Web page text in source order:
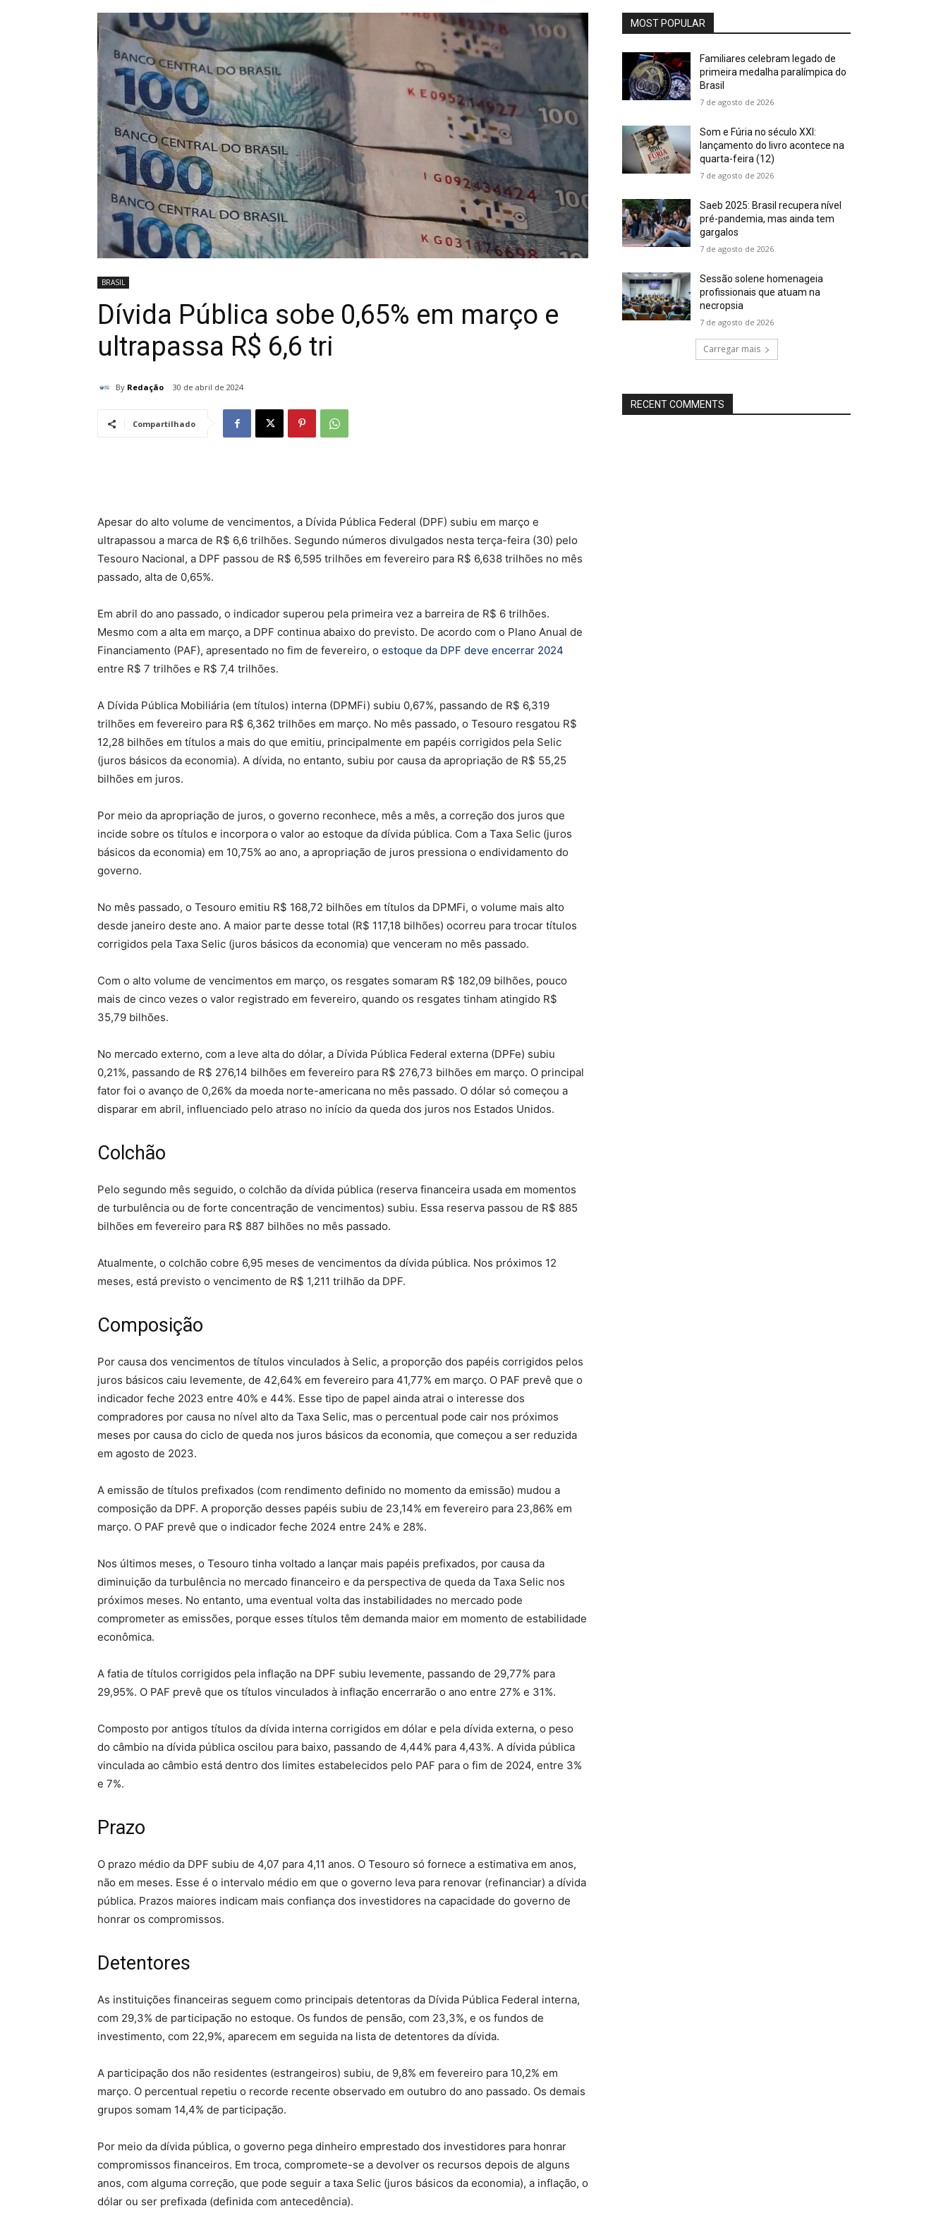
BRASIL
Dívida Pública sobe 0,65% em março e
ultrapassa R$ 6,6 tri
By Redação 30 de abril de 2024
Compartilhado
Apesar do alto volume de vencimentos, a Dívida Pública Federal (DPF) subiu em março e
ultrapassou a marca de R$ 6,6 trilhões. Segundo números divulgados nesta terça-feira (30) pelo
Tesouro Nacional, a DPF passou de R$ 6,595 trilhões em fevereiro para R$ 6,638 trilhões no mês
passado, alta de 0,65%.
Em abril do ano passado, o indicador superou pela primeira vez a barreira de R$ 6 trilhões.
Mesmo com a alta em março, a DPF continua abaixo do previsto. De acordo com o Plano Anual de
Financiamento (PAF), apresentado no fim de fevereiro, o estoque da DPF deve encerrar 2024
entre R$ 7 trilhões e R$ 7,4 trilhões.
A Dívida Pública Mobiliária (em títulos) interna (DPMFi) subiu 0,67%, passando de R$ 6,319
trilhões em fevereiro para R$ 6,362 trilhões em março. No mês passado, o Tesouro resgatou R$
12,28 bilhões em títulos a mais do que emitiu, principalmente em papéis corrigidos pela Selic
(juros básicos da economia). A dívida, no entanto, subiu por causa da apropriação de R$ 55,25
bilhões em juros.
Por meio da apropriação de juros, o governo reconhece, mês a mês, a correção dos juros que
incide sobre os títulos e incorpora o valor ao estoque da dívida pública. Com a Taxa Selic (juros
básicos da economia) em 10,75% ao ano, a apropriação de juros pressiona o endividamento do
governo.
No mês passado, o Tesouro emitiu R$ 168,72 bilhões em títulos da DPMFi, o volume mais alto
desde janeiro deste ano. A maior parte desse total (R$ 117,18 bilhões) ocorreu para trocar títulos
corrigidos pela Taxa Selic (juros básicos da economia) que venceram no mês passado.
Com o alto volume de vencimentos em março, os resgates somaram R$ 182,09 bilhões, pouco
mais de cinco vezes o valor registrado em fevereiro, quando os resgates tinham atingido R$
35,79 bilhões.
No mercado externo, com a leve alta do dólar, a Dívida Pública Federal externa (DPFe) subiu
0,21%, passando de R$ 276,14 bilhões em fevereiro para R$ 276,73 bilhões em março. O principal
fator foi o avanço de 0,26% da moeda norte-americana no mês passado. O dólar só começou a
disparar em abril, influenciado pelo atraso no início da queda dos juros nos Estados Unidos.
Colchão
Pelo segundo mês seguido, o colchão da dívida pública (reserva financeira usada em momentos
de turbulência ou de forte concentração de vencimentos) subiu. Essa reserva passou de R$ 885
bilhões em fevereiro para R$ 887 bilhões no mês passado.
Atualmente, o colchão cobre 6,95 meses de vencimentos da dívida pública. Nos próximos 12
meses, está previsto o vencimento de R$ 1,211 trilhão da DPF.
Composição
Por causa dos vencimentos de títulos vinculados à Selic, a proporção dos papéis corrigidos pelos
juros básicos caiu levemente, de 42,64% em fevereiro para 41,77% em março. O PAF prevê que o
indicador feche 2023 entre 40% e 44%. Esse tipo de papel ainda atrai o interesse dos
compradores por causa no nível alto da Taxa Selic, mas o percentual pode cair nos próximos
meses por causa do ciclo de queda nos juros básicos da economia, que começou a ser reduzida
em agosto de 2023.
A emissão de títulos prefixados (com rendimento definido no momento da emissão) mudou a
composição da DPF. A proporção desses papéis subiu de 23,14% em fevereiro para 23,86% em
março. O PAF prevê que o indicador feche 2024 entre 24% e 28%.
Nos últimos meses, o Tesouro tinha voltado a lançar mais papéis prefixados, por causa da
diminuição da turbulência no mercado financeiro e da perspectiva de queda da Taxa Selic nos
próximos meses. No entanto, uma eventual volta das instabilidades no mercado pode
comprometer as emissões, porque esses títulos têm demanda maior em momento de estabilidade
econômica.
A fatia de títulos corrigidos pela inflação na DPF subiu levemente, passando de 29,77% para
29,95%. O PAF prevê que os títulos vinculados à inflação encerrarão o ano entre 27% e 31%.
Composto por antigos títulos da dívida interna corrigidos em dólar e pela dívida externa, o peso
do câmbio na dívida pública oscilou para baixo, passando de 4,44% para 4,43%. A dívida pública
vinculada ao câmbio está dentro dos limites estabelecidos pelo PAF para o fim de 2024, entre 3%
e 7%.
Prazo
O prazo médio da DPF subiu de 4,07 para 4,11 anos. O Tesouro só fornece a estimativa em anos,
não em meses. Esse é o intervalo médio em que o governo leva para renovar (refinanciar) a dívida
pública. Prazos maiores indicam mais confiança dos investidores na capacidade do governo de
honrar os compromissos.
Detentores
As instituições financeiras seguem como principais detentoras da Dívida Pública Federal interna,
com 29,3% de participação no estoque. Os fundos de pensão, com 23,3%, e os fundos de
investimento, com 22,9%, aparecem em seguida na lista de detentores da dívida.
A participação dos não residentes (estrangeiros) subiu, de 9,8% em fevereiro para 10,2% em
março. O percentual repetiu o recorde recente observado em outubro do ano passado. Os demais
grupos somam 14,4% de participação.
Por meio da dívida pública, o governo pega dinheiro emprestado dos investidores para honrar
compromissos financeiros. Em troca, compromete-se a devolver os recursos depois de alguns
anos, com alguma correção, que pode seguir a taxa Selic (juros básicos da economia), a inflação, o
dólar ou ser prefixada (definida com antecedência).
MOST POPULAR
Familiares celebram legado de
primeira medalha paralímpica do
Brasil
7 de agosto de 2026
Som e Fúria no século XXI:
lançamento do livro acontece na
quarta-feira (12)
7 de agosto de 2026
Saeb 2025: Brasil recupera nível
pré-pandemia, mas ainda tem
gargalos
7 de agosto de 2026
Sessão solene homenageia
profissionais que atuam na
necropsia
7 de agosto de 2026
Carregar mais
RECENT COMMENTS